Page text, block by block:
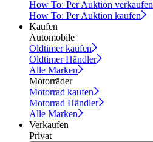
How To: Per Auktion verkaufen
How To: Per Auktion kaufen
Kaufen
Automobile
Oldtimer kaufen
Oldtimer Händler
Alle Marken
Motorräder
Motorrad kaufen
Motorrad Händler
Alle Marken
Verkaufen
Privat